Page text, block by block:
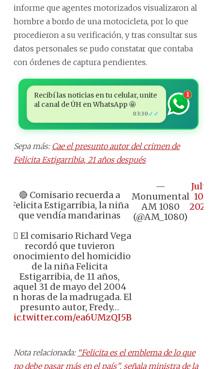
informe que agentes motorizados visualizaron al
hombre a bordo de una motocicleta, por lo que
procedieron a su verificación, y tras consultar sus
datos personales se pudo constatar que contaba
con órdenes de captura pendientes.
Recibí las noticias en tu celular, unite
al canal de ÚH en WhatsApp 🤩
03:30 ✓✓
1
Sepa más: Cae el presunto autor del crimen de
Felicita Estigarribia, 21 años después
🔴 Comisario recuerda a
Felicita Estigarribia, la niña
que vendía mandarinas
👉🏼 El comisario Richard Vega
recordó que tuvieron
conocimiento del homicidio
de la niña Felicita
Estigarribia, de 11 años,
aquel 31 de mayo del 2004
en horas de la madrugada. El
presunto autor, Fredy…
pic.twitter.com/ea6UMzQI5B
—
Monumental
AM 1080
(@AM_1080)
July
10,
2025
Nota relacionada: “Felicita es el emblema de lo que
no debe pasar más en el país”, señala ministra de la